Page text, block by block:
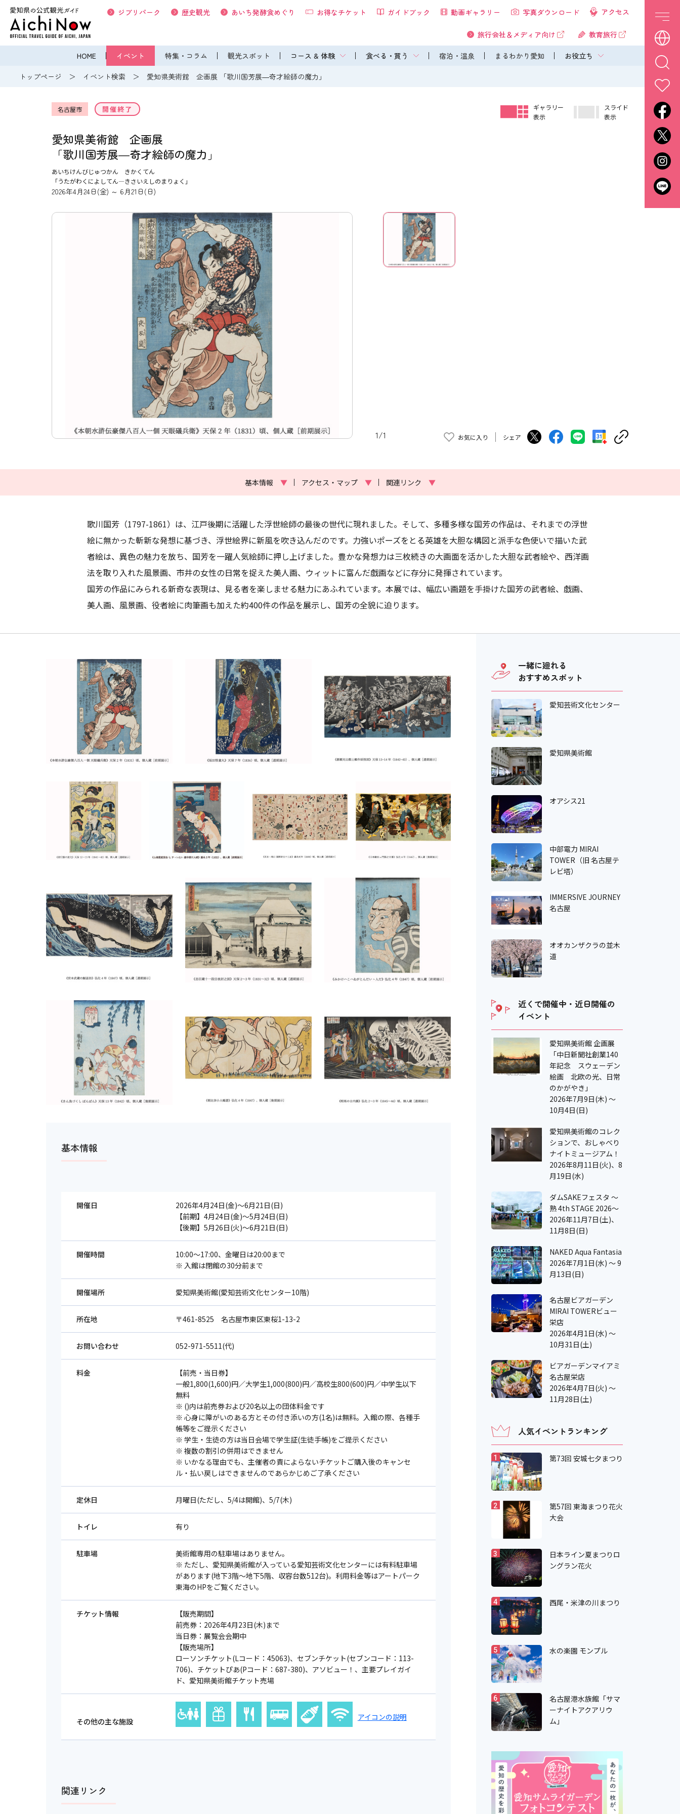
HOME イベント 特集・コラム 観光スポット コース & 体験 食べる・買う 宿泊・温泉 まるわかり愛知 お役立ち
ジブリパーク 歴史観光 あいち発酵食めぐり お得なチケット ガイドブック 動画ギャラリー 写真ダウンロード アクセス
旅行会社＆メディア向け 教育旅行
トップページ イベント検索 愛知県美術館 企画展 「歌川国芳展―奇才絵師の魔力」
名古屋市 開催終了
愛知県美術館 企画展
「歌川国芳展―奇才絵師の魔力」
あいちけんびじゅつかん きかくてん
「うたがわくによしてん―きさいえしのまりょく」
2026年4月24日(金) ～ 6月21日(日)
ギャラリー
表示
スライド
表示
1/1 お気に入り シェア
基本情報 ▼ アクセス・マップ ▼ 関連リンク ▼
歌川国芳（1797-1861）は、江戸後期に活躍した浮世絵師の最後の世代に現れました。そして、多種多様な国芳の作品は、それまでの浮世
絵に無かった斬新な発想に基づき、浮世絵界に新風を吹き込んだのです。力強いポーズをとる英雄を大胆な構図と派手な色使いで描いた武
者絵は、異色の魅力を放ち、国芳を一躍人気絵師に押し上げました。豊かな発想力は三枚続きの大画面を活かした大胆な武者絵や、西洋画
法を取り入れた風景画、市井の女性の日常を捉えた美人画、ウィットに富んだ戯画などに存分に発揮されています。
国芳の作品にみられる新奇な表現は、見る者を楽しませる魅力にあふれています。本展では、幅広い画題を手掛けた国芳の武者絵、戯画、
美人画、風景画、役者絵に肉筆画も加えた約400件の作品を展示し、国芳の全貌に迫ります。
基本情報
開催日
2026年4月24日(金)～6月21日(日)
【前期】4月24日(金)～5月24日(日)
【後期】5月26日(火)～6月21日(日)
開催時間
10:00～17:00、金曜日は20:00まで
※ 入館は閉館の30分前まで
開催場所 愛知県美術館(愛知芸術文化センター10階)
所在地 〒461-8525 名古屋市東区東桜1-13-2
お問い合わせ 052-971-5511(代)
料金
【前売・当日券】
一般1,800(1,600)円／大学生1,000(800)円／高校生800(600)円／中学生以下
無料
※ ()内は前売券および20名以上の団体料金です
※ 心身に障がいのある方とその付き添いの方(1名)は無料。入館の際、各種手
帳等をご提示ください
※ 学⽣・⽣徒の方は当日会場で学⽣証(⽣徒手帳)をご提示ください
※ 複数の割引の併⽤はできません
※ いかなる理由でも、主催者の責によらないチケットご購入後のキャンセ
ル・払い戻しはできませんのであらかじめご了承ください
定休日 月曜日(ただし、5/4は開館)、5/7(木)
トイレ 有り
駐車場
美術館専用の駐車場はありません。
※ ただし、愛知県美術館が入っている愛知芸術文化センターには有料駐車場
があります(地下3階～地下5階、収容台数512台)。利用料金等はアートパーク
東海のHPをご覧ください。
チケット情報
【販売期間】
前売券：2026年4月23日(木)まで
当日券：展覧会会期中
【販売場所】
ローソンチケット(Lコード：45063)、セブンチケット(セブンコード：113-
706)、チケットぴあ(Pコード：687-380)、アソビュー！、主要プレイガイ
ド、愛知県美術館チケット売場
その他の主な施設 アイコンの説明
関連リンク
一緒に廻れる
おすすめスポット
愛知芸術文化センター
愛知県美術館
オアシス21
中部電力 MIRAI
TOWER（旧 名古屋テ
レビ塔）
IMMERSIVE JOURNEY
名古屋
オオカンザクラの並木
道
近くで開催中・近日開催の
イベント
愛知県美術館 企画展
「中日新聞社創業140
年記念 スウェーデン
絵画 北欧の光、日常
のかがやき」
2026年7月9日(木) ～
10月4日(日)
愛知県美術館のコレク
ションで、おしゃべり
ナイトミュージアム！
2026年8月11日(火)、8
月19日(水)
ダムSAKEフェスタ ～
熟 4th STAGE 2026～
2026年11月7日(土)、
11月8日(日)
NAKED Aqua Fantasia
2026年7月1日(水) ～ 9
月13日(日)
名古屋ビアガーデン
MIRAI TOWERビュー
栄店
2026年4月1日(水) ～
10月31日(土)
ビアガーデンマイアミ
名古屋栄店
2026年4月7日(火) ～
11月28日(土)
人気イベントランキング
1 第73回 安城七夕まつり
2
第57回 東海まつり花火
大会
3
日本ライン夏まつりロ
ングラン花火
4 西尾・米津の川まつり
5 水の楽園 モンプル
6
名古屋港水族館「サマ
ーナイトアクアリウ
ム」